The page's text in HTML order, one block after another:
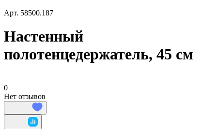
Арт. 58500.187
Настенный
полотенцедержатель, 45 см
0
Нет отзывов